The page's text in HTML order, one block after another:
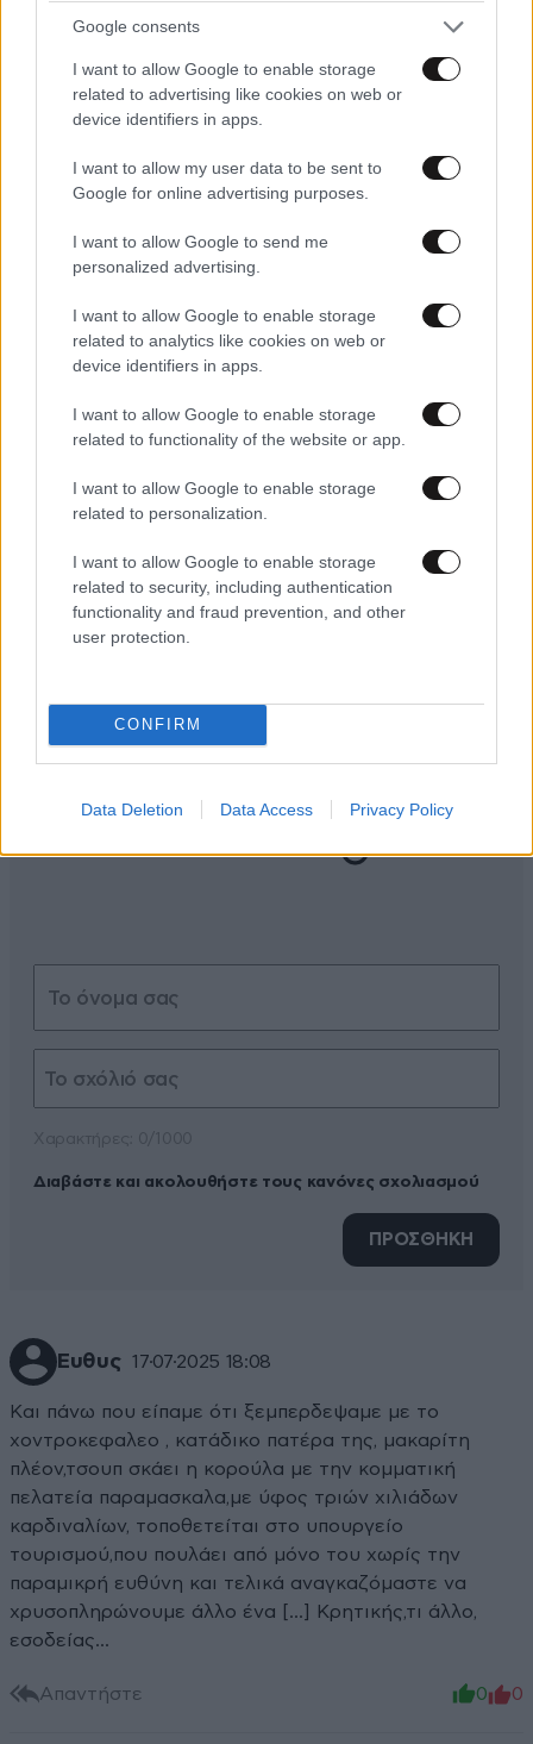
Google consents
I want to allow Google to enable storage
related to advertising like cookies on web or
device identifiers in apps.
I want to allow my user data to be sent to
Google for online advertising purposes.
I want to allow Google to send me
personalized advertising.
I want to allow Google to enable storage
related to analytics like cookies on web or
device identifiers in apps.
I want to allow Google to enable storage
related to functionality of the website or app.
I want to allow Google to enable storage
related to personalization.
I want to allow Google to enable storage
related to security, including authentication
functionality and fraud prevention, and other
user protection.
CONFIRM
Data Deletion Data Access Privacy Policy
Τσίπρας: Στη Θεσσαλονίκη τα αποκαλυπτήρια
Ακολουθήστε τοNEWSBEASTστοGoogle News
ΠΡΟΣΘΕΣΤΕ ΤΟ ΣΧΟΛΙΟ ΣΑΣ
Διαβάστε και ακολουθήστε τους κανόνες σχολιασμού
ΠΡΟΣΘΗΚΗ
Ευθυς 17·07·2025 18:08
Και πάνω που είπαμε ότι ξεμπερδεψαμε με το
χοντροκεφαλεο , κατάδικο πατέρα της, μακαρίτη
πλέον,τσουπ σκάει η κορούλα με την κομματική
πελατεία παραμασκαλα,με ύφος τριών χιλιάδων
καρδιναλίων, τοποθετείται στο υπουργείο
τουρισμού,που πουλάει από μόνο του χωρίς την
παραμικρή ευθύνη και τελικά αναγκαζόμαστε να
χρυσοπληρώνουμε άλλο ένα [...] Κρητικής,τι άλλο,
εσοδείας...
Απαντήστε 0 0